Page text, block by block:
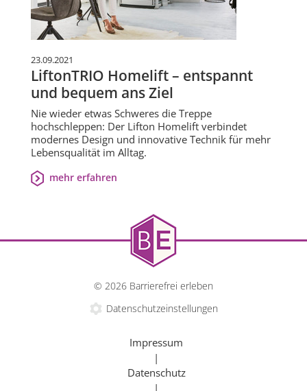
23.09.2021
LiftonTRIO Homelift – entspannt
und bequem ans Ziel
Nie wieder etwas Schweres die Treppe
hochschleppen: Der Lifton Homelift verbindet
modernes Design und innovative Technik für mehr
Lebensqualität im Alltag.
mehr erfahren
© 2026 Barrierefrei erleben
Datenschutzeinstellungen
Impressum
|
Datenschutz
|